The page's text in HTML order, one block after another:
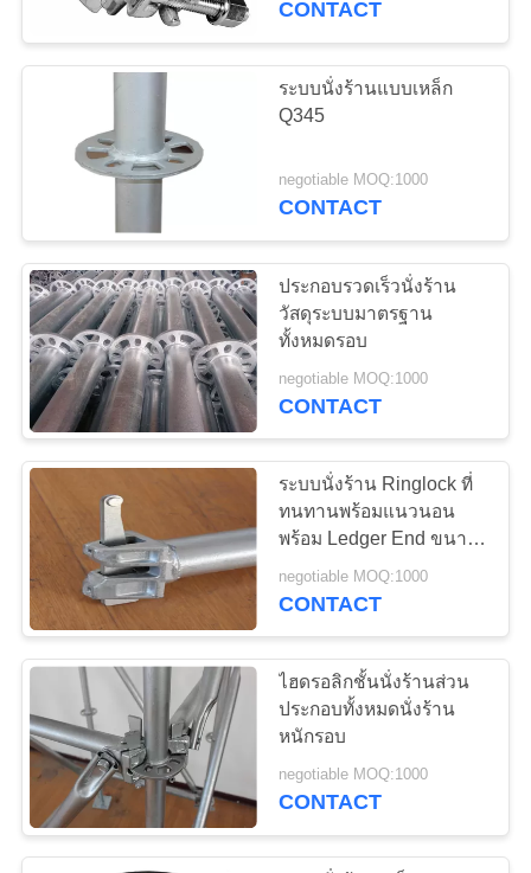
CONTACT
ระบบนั่งร้านแบบเหล็ก
Q345
negotiable MOQ:1000
CONTACT
ประกอบรวดเร็วนั่งร้าน
วัสดุระบบมาตรฐาน
ทั้งหมดรอบ
negotiable MOQ:1000
CONTACT
ระบบนั่งร้าน Ringlock ที่
ทนทานพร้อมแนวนอน
พร้อม Ledger End ขนาด
ที่กำหนดเอง
negotiable MOQ:1000
CONTACT
ไฮดรอลิกชั้นนั่งร้านส่วน
ประกอบทั้งหมดนั่งร้าน
หนักรอบ
negotiable MOQ:1000
CONTACT